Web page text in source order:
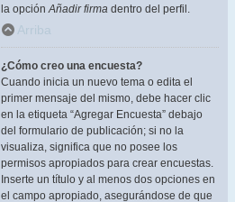
la opciónAñadir firma dentro del perfil.
Arriba
¿Cómo creo una encuesta?
Cuando inicia un nuevo tema o edita el
primer mensaje del mismo, debe hacer clic
en la etiqueta “Agregar Encuesta” debajo
del formulario de publicación; si no la
visualiza, significa que no posee los
permisos apropiados para crear encuestas.
Inserte un título y al menos dos opciones en
el campo apropiado, asegurándose de que